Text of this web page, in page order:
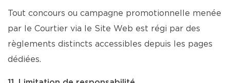
Tout concours ou campagne promotionnelle menée
par le Courtier via le Site Web est régi par des
règlements distincts accessibles depuis les pages
dédiées.